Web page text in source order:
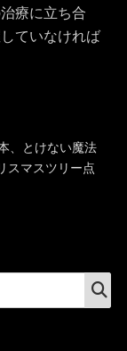
療に立ち合
ていなければ
とけない魔法
スマスツリー点